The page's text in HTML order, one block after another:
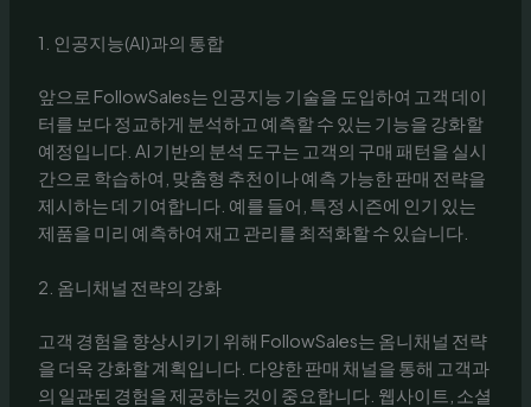
1. 인공지능(AI)과의 통합
앞으로 FollowSales는 인공지능 기술을 도입하여 고객 데이
터를 보다 정교하게 분석하고 예측할 수 있는 기능을 강화할
예정입니다. AI 기반의 분석 도구는 고객의 구매 패턴을 실시
간으로 학습하여, 맞춤형 추천이나 예측 가능한 판매 전략을
제시하는 데 기여합니다. 예를 들어, 특정 시즌에 인기 있는
제품을 미리 예측하여 재고 관리를 최적화할 수 있습니다.
2. 옴니채널 전략의 강화
고객 경험을 향상시키기 위해 FollowSales는 옴니채널 전략
을 더욱 강화할 계획입니다. 다양한 판매 채널을 통해 고객과
의 일관된 경험을 제공하는 것이 중요합니다. 웹사이트, 소셜